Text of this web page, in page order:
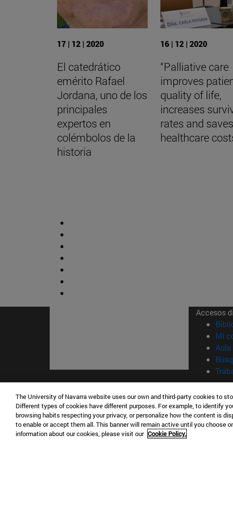
17 | 12 | 2020
El catedrático
emérito Rafael
Jordana, uno de los
principales
expertos en
colémbolos de la
historia
16 | 12 | 2020
“Palliative care
improves
quality of life,
increases
rates and
healthcare
Accesos
Mi
Aula
Navarra
Campus Pamplona
The University of Navarra website uses our own and third-party cookies to
Different types of cookies have different purposes. For example, to identify
browsing habits respecting your privacy, or personalize how the content is
to enable or accept them all. This banner will remain active until you choose
information about our cookies, please visit our Cookie Policy.